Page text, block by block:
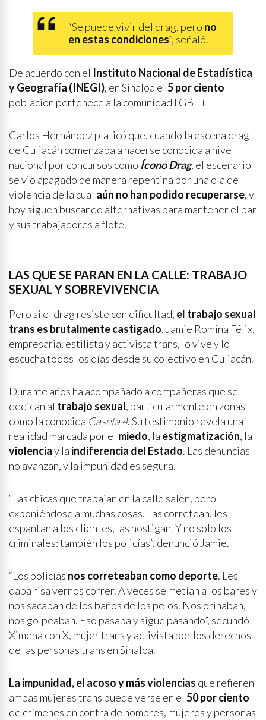
“Se puede vivir del drag, pero no
en estas condiciones”, señaló.
De acuerdo con el Instituto Nacional de Estadística
y Geografía (INEGI), en Sinaloa el 5 por ciento
población pertenece a la comunidad LGBT+
Carlos Hernández platicó que, cuando la escena drag
de Culiacán comenzaba a hacerse conocida a nivel
nacional por concursos como Ícono Drag, el escenario
se vio apagado de manera repentina por una ola de
violencia de la cual aún no han podido recuperarse, y
hoy siguen buscando alternativas para mantener el bar
y sus trabajadores a flote.
LAS QUE SE PARAN EN LA CALLE: TRABAJO
SEXUAL Y SOBREVIVENCIA
Pero si el drag resiste con dificultad, el trabajo sexual
trans es brutalmente castigado. Jamie Romina Félix,
empresaria, estilista y activista trans, lo vive y lo
escucha todos los días desde su colectivo en Culiacán.
Durante años ha acompañado a compañeras que se
dedican al trabajo sexual, particularmente en zonas
como la conocida Caseta 4. Su testimonio revela una
realidad marcada por el miedo, la estigmatización, la
violenciay la indiferencia del Estado. Las denuncias
no avanzan, y la impunidad es segura.
“Las chicas que trabajan en la calle salen, pero
exponiéndose a muchas cosas. Las corretean, les
espantan a los clientes, las hostigan. Y no solo los
criminales: también los policías”, denunció Jamie.
“Los policías nos correteaban como deporte. Les
daba risa vernos correr. A veces se metían a los bares y
nos sacaban de los baños de los pelos. Nos orinaban,
nos golpeaban. Eso pasaba y sigue pasando”, secundó
Ximena con X, mujer trans y activista por los derechos
de las personas trans en Sinaloa.
La impunidad, el acoso y más violencias que refieren
ambas mujeres trans puede verse en el 50 por ciento
de crímenes en contra de hombres, mujeres y personas